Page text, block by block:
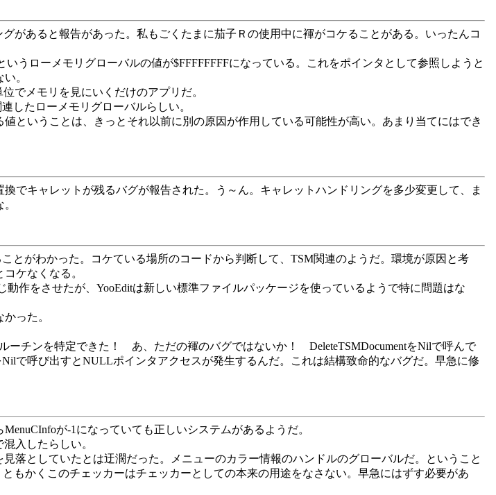
あると報告があった。私もごくたまに茄子Ｒの使用中に褌がコケることがある。いったんコ
うローメモリグローバルの値が$FFFFFFFFになっている。これをポインタとして参照しようと
。
でメモリを見にいくだけのアプリだ。
したローメモリグローバルらしい。
ということは、きっとそれ以前に別の原因が作用している可能性が高い。あまり当てにはでき
でキャレットが残るバグが報告された。う～ん。キャレットハンドリングを多少変更して、ま
とがわかった。コケている場所のコードから判断して、TSM関連のようだ。環境が原因と考
ケなくなる。
作をさせたが、YooEditは新しい標準ファイルパッケージを使っているようで特に問題はな
った。
ーチンを特定できた！ あ、ただの褌のバグではないか！ DeleteTSMDocumentをNilで呼んで
で呼び出すとNULLポインタアクセスが発生するんだ。これは結構致命的なバグだ。早急に修
が-1になっていても正しいシステムがあるようだ。
入したらしい。
落としていたとは迂濶だった。メニューのカラー情報のハンドルのグローバルだ。ということ
もかくこのチェッカーはチェッカーとしての本来の用途をなさない。早急にはずす必要があ